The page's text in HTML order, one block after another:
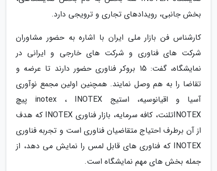
بخش جانبی، رویدادهای تجاری و ترویجی دارد.
کارشناس فن بازار ملی ایران با اشاره به حضور مشاوران
شرکت های فناوری و شرکت های خارجی و ایرانی در
نمایشگاه، گفت: 15 بروکر فناوری حضور دارند تا عرضه و
تقاضا را به هم وصل نمایند. همچنین اولین مجمع نوآوری
آسیا و اقیانوسیه، استیج inotex ، INOTEX پیچ
INOTEXتلنت، کافه سرمایه، بازار فناوری INOTEX که هدف
از آن برطرف احتیاج متقاضیان فناوری است و تجربه فناوری
INOTEX که فناوری های قابل لمس را نمایش می دهد، از
جمله بخش های مهم نمایشگاه است.